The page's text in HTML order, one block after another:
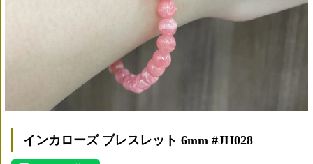
インカローズ ブレスレット 6mm #JH028